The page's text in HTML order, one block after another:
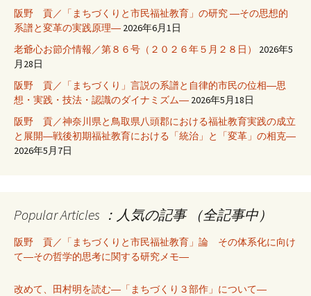
阪野 貢／「まちづくりと市民福祉教育」の研究 ―その思想的
系譜と変革の実践原理― 2026年6月1日
老爺心お節介情報／第８６号（２０２６年５月２８日）
2026年5
月28日
阪野 貢／「まちづくり」言説の系譜と自律的市民の位相―思
想・実践・技法・認識のダイナミズム― 2026年5月18日
阪野 貢／神奈川県と鳥取県八頭郡における福祉教育実践の成立
と展開―戦後初期福祉教育における「統治」と「変革」の相克―
2026年5月7日
Popular Articles ：人気の記事 （全記事中）
阪野 貢／「まちづくりと市民福祉教育」論 その体系化に向け
て―その哲学的思考に関する研究メモ―
改めて、田村明を読む―「まちづくり３部作」について―